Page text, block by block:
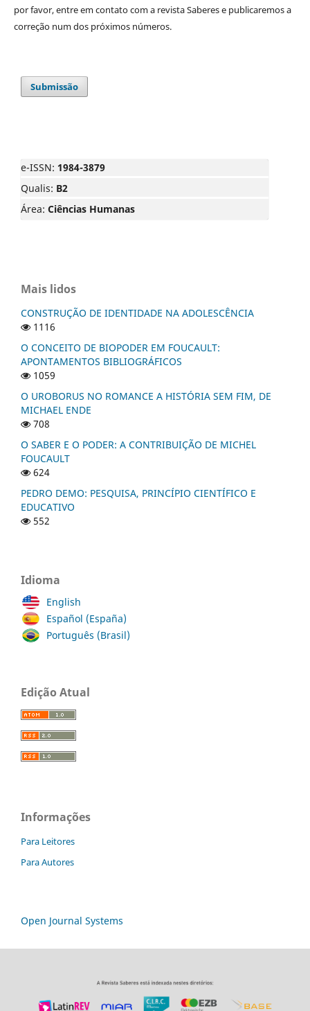
por favor, entre em contato com a revista Saberes e publicaremos a
correção num dos próximos números.
Submissão
e-ISSN: 1984-3879
Qualis: B2
Área: Ciências Humanas
Mais lidos
CONSTRUÇÃO DE IDENTIDADE NA ADOLESCÊNCIA
1116
O CONCEITO DE BIOPODER EM FOUCAULT:
APONTAMENTOS BIBLIOGRÁFICOS
1059
O UROBORUS NO ROMANCE A HISTÓRIA SEM FIM, DE
MICHAEL ENDE
708
O SABER E O PODER: A CONTRIBUIÇÃO DE MICHEL
FOUCAULT
624
PEDRO DEMO: PESQUISA, PRINCÍPIO CIENTÍFICO E
EDUCATIVO
552
Idioma
English
Español (España)
Português (Brasil)
Edição Atual
Informações
Para Leitores
Para Autores
Open Journal Systems